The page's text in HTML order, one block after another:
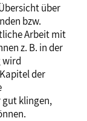
über
bzw.
Arbeit mit
z. B. in der
wird
der
gut klingen,